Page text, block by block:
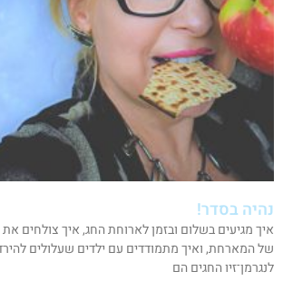
נהיה בסדר!
איך מגיעים בשלום ובזמן לארוחת החג, איך צולחים את
של המארחת, ואיך מתמודדים עם ילדים שעלולים
לנגרמן־זיו החגים הם